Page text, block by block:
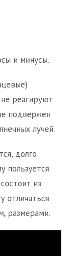
и минусы.
реагируют
подвержен
лучей.
долго
пользуется
из
отличаться
размерами.